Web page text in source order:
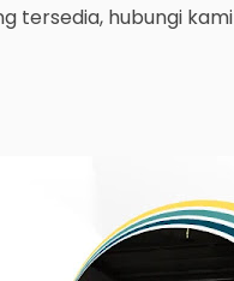
tersedia, hubungi